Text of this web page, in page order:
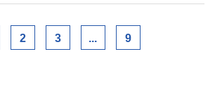
2 3 ... 9